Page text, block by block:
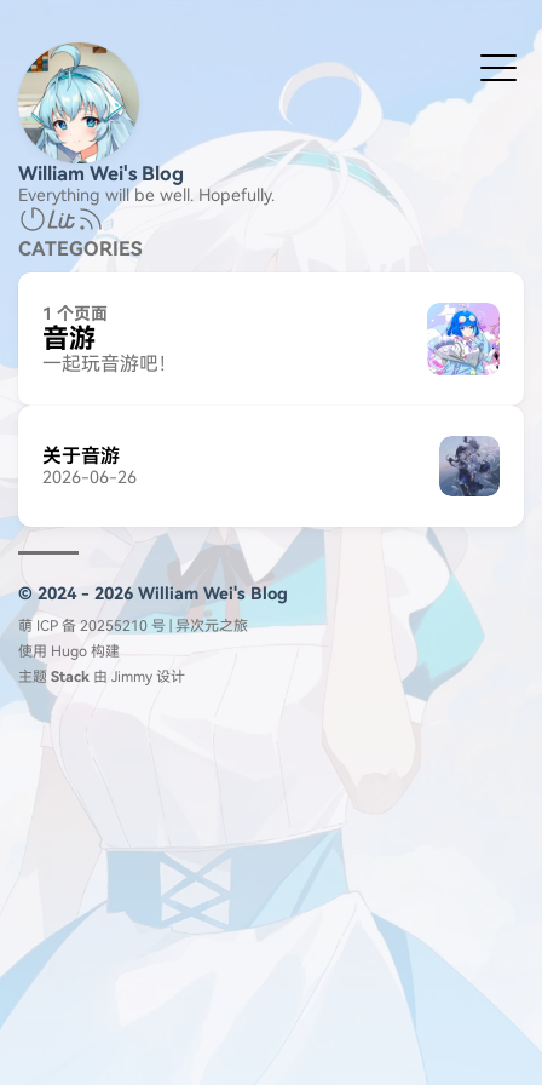
William Wei's Blog
Everything will be well. Hopefully.
CATEGORIES
1 个页面
音游
一起玩音游吧！
关于音游
2026-06-26
© 2024 - 2026 William Wei's Blog
萌 ICP 备 20255210 号 异次元之旅
使用 Hugo 构建
主题 Stack 由 Jimmy 设计